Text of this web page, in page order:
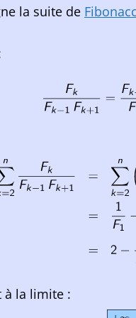
la suite de
à la limite :